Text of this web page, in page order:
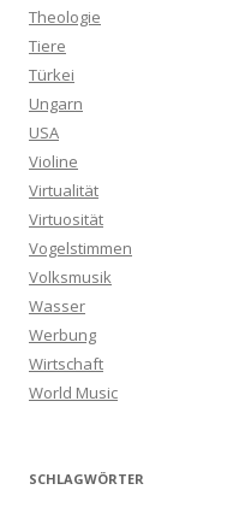
Theologie
Tiere
Türkei
Ungarn
USA
Violine
Virtualität
Virtuosität
Vogelstimmen
Volksmusik
Wasser
Werbung
Wirtschaft
World Music
SCHLAGWÖRTER